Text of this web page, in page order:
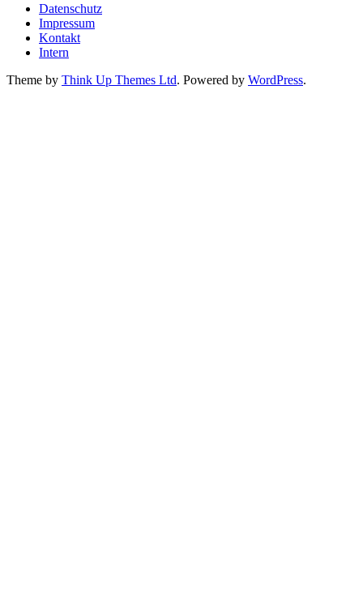
Datenschutz
Impressum
Kontakt
Intern
Theme by Think Up Themes Ltd. Powered by WordPress.